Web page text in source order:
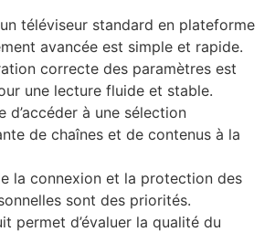
téléviseur standard en plateforme
avancée est simple et rapide.
correcte des paramètres est
une lecture fluide et stable.
d’accéder à une sélection
de chaînes et de contenus à la
la connexion et la protection des
sont des priorités.
permet d’évaluer la qualité du